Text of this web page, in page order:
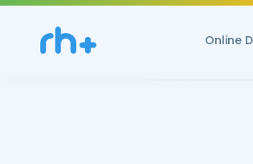
Online